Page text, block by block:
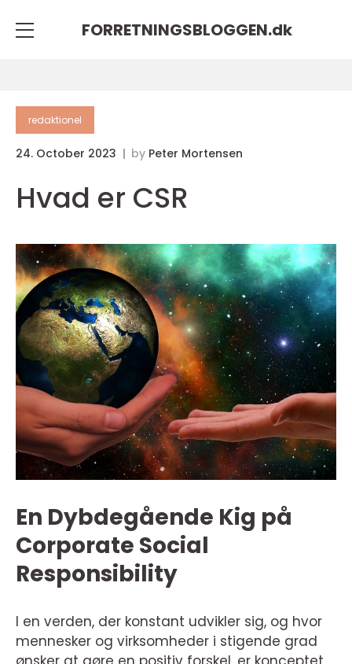
FORRETNINGSBLOGGEN.dk
redaktionel
24. October 2023 by Peter Mortensen
Hvad er CSR
En Dybdegående Kig på
Corporate Social
Responsibility
I en verden, der konstant udvikler sig, og hvor
mennesker og virksomheder i stigende grad